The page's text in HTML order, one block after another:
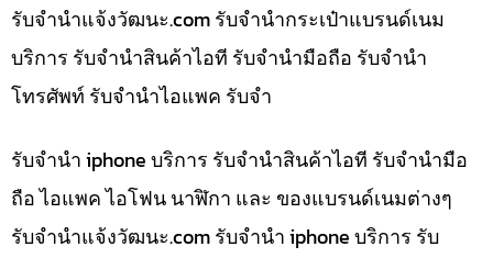
รับจํานําแจ้งวัฒนะ.com รับจำนำกระเป๋าแบรนด์เนม
บริการ รับจำนำสินค้าไอที รับจำนำมือถือ รับจำนำ
โทรศัพท์ รับจำนำไอแพค รับจำ
รับจำนำ iphone บริการ รับจำนำสินค้าไอที รับจำนำมือ
ถือ ไอแพค ไอโฟน นาฬิกา และ ของแบรนด์เนมต่างๆ
รับจํานําแจ้งวัฒนะ.com รับจำนำ iphone บริการ รับ